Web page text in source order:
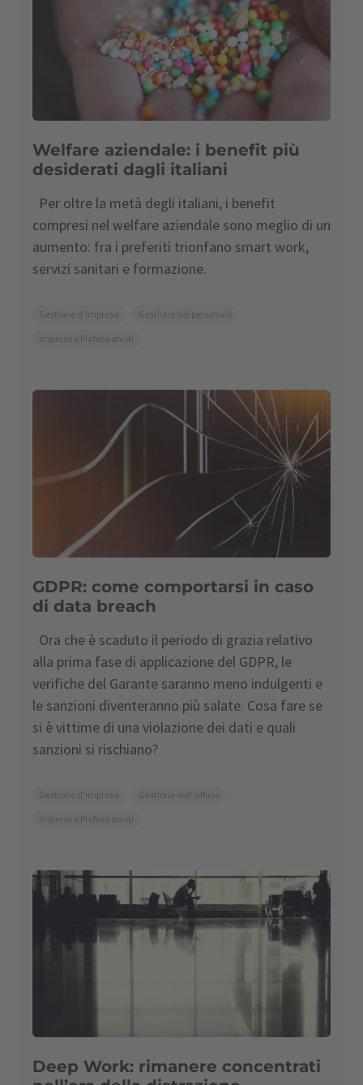
Welfare aziendale: i benefit più
desiderati dagli italiani
Per oltre la metà degli italiani, i benefit
compresi nel welfare aziendale sono meglio di un
aumento: fra i preferiti trionfano smart work,
servizi sanitari e formazione.
Gestione d'impresa
Gestione del personale
Imprese e Professionisti
GDPR: come comportarsi in caso
di data breach
Ora che è scaduto il periodo di grazia relativo
alla prima fase di applicazione del GDPR, le
verifiche del Garante saranno meno indulgenti e
le sanzioni diventeranno più salate. Cosa fare se
si è vittime di una violazione dei dati e quali
sanzioni si rischiano?
Gestione d'impresa
Gestione dell'ufficio
Imprese e Professionisti
Deep Work: rimanere concentrati